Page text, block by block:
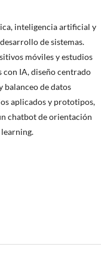
inteligencia artificial y
de sistemas.
móviles y estudios
IA, diseño centrado
balanceo de datos
aplicados y prototipos,
chatbot de orientación